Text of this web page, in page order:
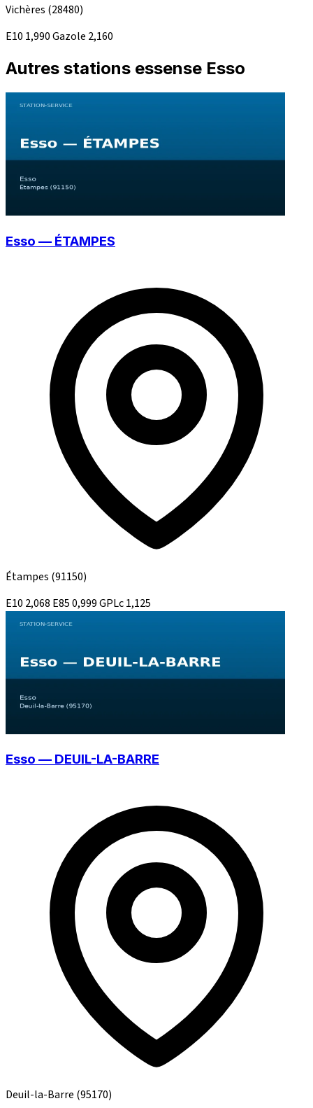
Vichères (28480)
E10 1,990Gazole 2,160
Autres stations essense Esso
Esso — ÉTAMPES
Étampes (91150)
E10 2,068 E850,999GPLc1,125
Esso — DEUIL-LA-BARRE
Deuil-la-Barre (95170)